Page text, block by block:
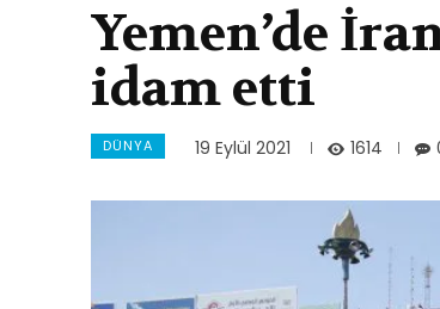
Yemen’de
idam etti
DÜNYA 19 Eylül 2021 1614